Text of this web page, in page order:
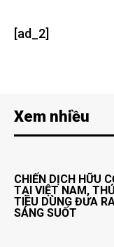
[ad_2]
Xem nhiều
CHIẾN DỊCH HỮU
TẠI VIỆT NAM,
TIÊU DÙNG ĐƯA
SÁNG SUỐT